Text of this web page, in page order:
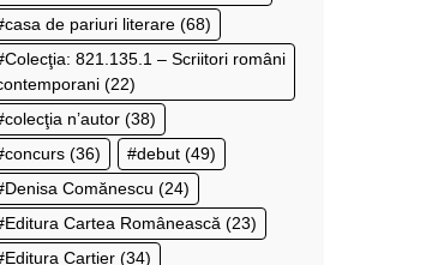
casa de pariuri literare (68)
Colecţia: 821.135.1 – Scriitori români
(22)
colecţia n’autor (38)
concurs (36) debut (49)
Denisa Comănescu (24)
Editura Cartea Românească (23)
Editura Cartier (34)